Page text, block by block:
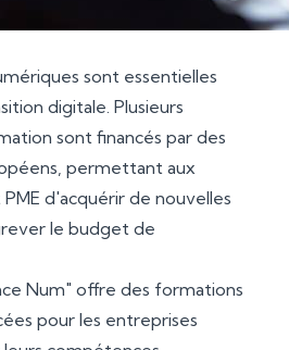
sont essentielles
digitale. Plusieurs
sont financés par des
permettant aux
d'acquérir de nouvelles
le budget de
Num" offre des formations
pour les entreprises